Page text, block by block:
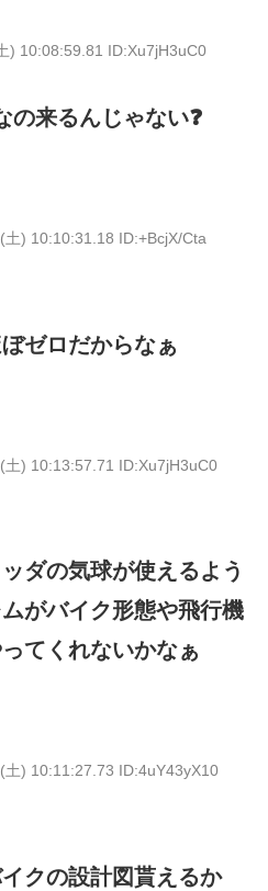
) 10:08:59.81 ID:Xu7jH3uC0
の来るんじゃない❓
土) 10:10:31.18 ID:+BcjX/Cta
ゼロだからなぁ
土) 10:13:57.71 ID:Xu7jH3uC0
ダの気球が使えるよう
がバイク形態や飛行機
てくれないかなぁ
土) 10:11:27.73 ID:4uY43yX10
クの設計図貰えるか